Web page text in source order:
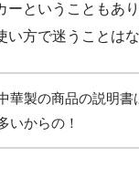
ーということもあ
い方で迷うことはな
華製の商品の説明書
いからの！